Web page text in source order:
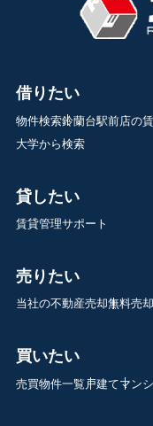
借りたい
物件検索鈴蘭台駅前店の
大学から検索
貸したい
賃貸管理サポート
売りたい
当社の不動産売却無料売
買いたい
売買物件一覧戸建てマン